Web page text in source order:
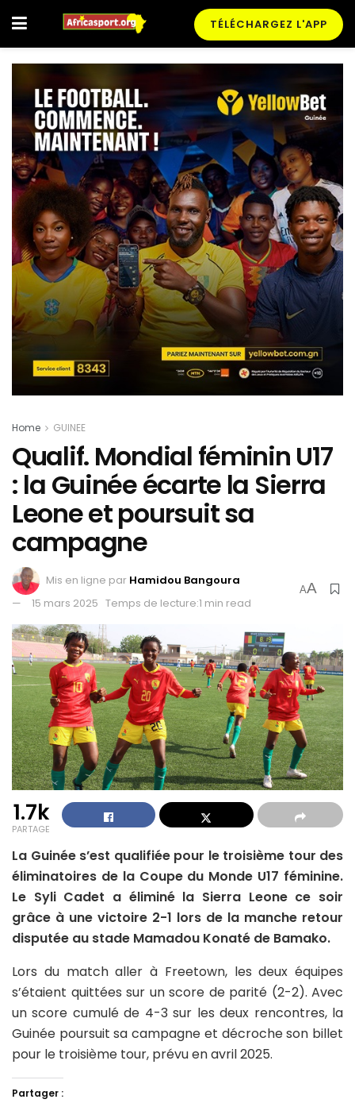
TÉLÉCHARGEZ L'APP
Home GUINEE
Qualif. Mondial féminin U17
: la Guinée écarte la Sierra
Leone et poursuit sa
campagne
Mis en ligne par Hamidou Bangoura
15 mars 2025 Temps de lecture:1 min read
AA
1.7k
PARTAGE
La Guinée s’est qualifiée pour le troisième tour des
éliminatoires de la Coupe du Monde U17 féminine.
Le Syli Cadet a éliminé la Sierra Leone ce soir
grâce à une victoire 2-1 lors de la manche retour
disputée au stade Mamadou Konaté de Bamako.
Lors du match aller à Freetown, les deux équipes
s’étaient quittées sur un score de parité (2-2). Avec
un score cumulé de 4-3 sur les deux rencontres, la
Guinée poursuit sa campagne et décroche son billet
pour le troisième tour, prévu en avril 2025.
Partager :